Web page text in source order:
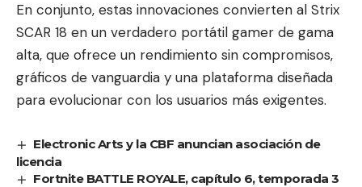
En conjunto, estas innovaciones convierten al Strix
SCAR 18 en un verdadero portátil gamer de gama
alta, que ofrece un rendimiento sin compromisos,
gráficos de vanguardia y una plataforma diseñada
para evolucionar con los usuarios más exigentes.
Electronic Arts y la CBF anuncian asociación de
licencia
Fortnite BATTLE ROYALE, capítulo 6, temporada 3